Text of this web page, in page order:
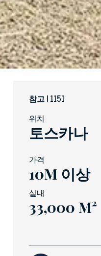
참고 | 1151
위치
토스카나
가격
10M 이상
실내
33,000 M²